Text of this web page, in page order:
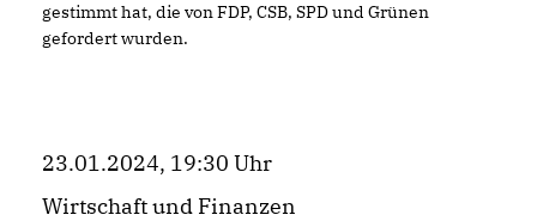
gestimmt hat, die von FDP, CSB, SPD und Grünen
gefordert wurden.
23.01.2024, 19:30 Uhr
Wirtschaft und Finanzen